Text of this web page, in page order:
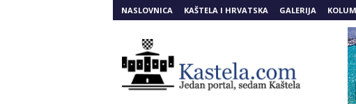
NASLOVNICA KAŠTELA I HRVATSKA GALERIJA